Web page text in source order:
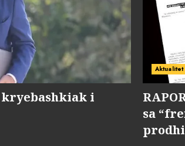
i
Aktualitet
sa